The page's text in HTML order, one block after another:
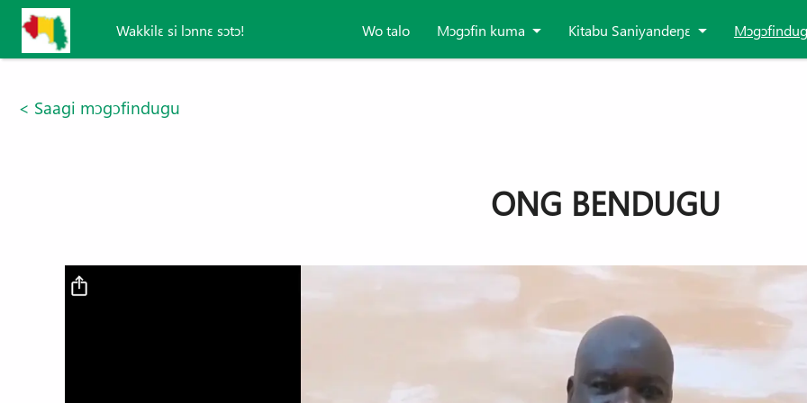
Aller au contenu principal
Wakkilɛ si lɔnnɛ sɔtɔ! Wo talo Mɔgɔfin kuma Kitabu Saniyandeŋɛ
< Saagi mɔgɔfindugu
ONG BENDUGU
Fichier vidéo